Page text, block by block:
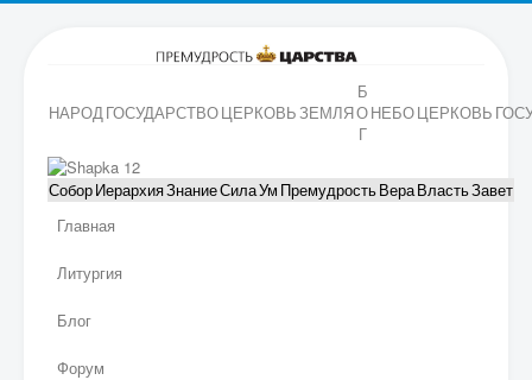
НАРОДГОСУДАРСТВОЦЕРКОВЬЗЕМЛЯ
Б
О
Г
НЕБОЦЕРКОВЬ
СоборИерархияЗнаниеСилаУм ПремудростьВераВластьЗавет
Главная
Литургия
Блог
Форум